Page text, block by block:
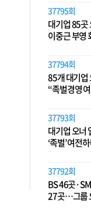
37795회
대기업 85
이중근 부영
37794회
85개 대기
“족벌경영
37793회
대기업 오너
‘족벌’ 여전
37792회
BS 46곳
27곳…그룹